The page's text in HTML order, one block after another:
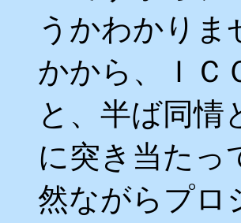
うかわかりま
かから、ＩＣ
と、半ば同情
に突き当たっ
然ながらプロ